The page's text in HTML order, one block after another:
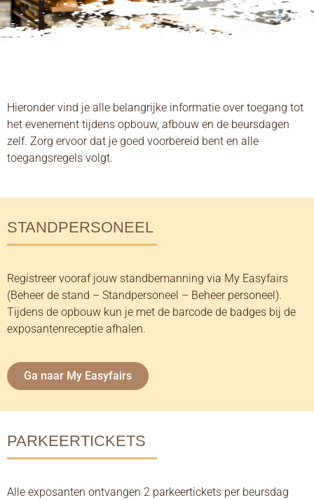
Hieronder vind je alle belangrijke informatie over toegang tot
het evenement tijdens opbouw, afbouw en de beursdagen
zelf. Zorg ervoor dat je goed voorbereid bent en alle
toegangsregels volgt.
STANDPERSONEEL
Registreer vooraf jouw standbemanning via My Easyfairs
(Beheer de stand – Standpersoneel – Beheer personeel).
Tijdens de opbouw kun je met de barcode de badges bij de
exposantenreceptie afhalen.
Ga naar My Easyfairs
PARKEERTICKETS
Alle exposanten ontvangen 2 parkeertickets per beursdag